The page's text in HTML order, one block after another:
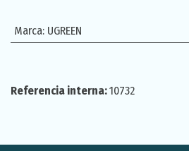
Marca: UGREEN
Referencia interna:10732